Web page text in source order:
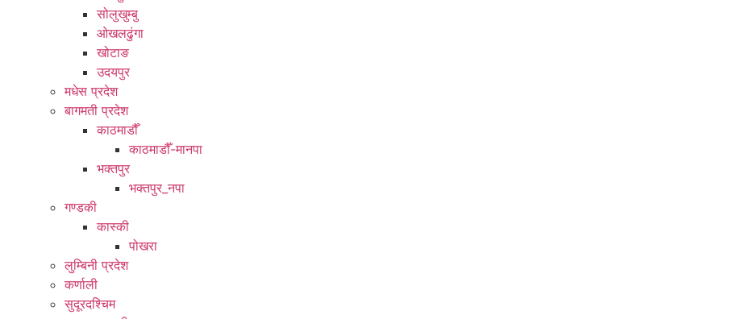
सोलुखुम्बु
ओखलढुंगा
खोटाङ
उदयपुर
मधेस प्रदेश
बागमती प्रदेश
काठमाडौँ
काठमाडौँ-मानपा
भक्तपुर
भक्तपुर_नपा
गण्डकी
कास्की
पोखरा
लुम्बिनी प्रदेश
कर्णाली
सुदूरदश्चिम